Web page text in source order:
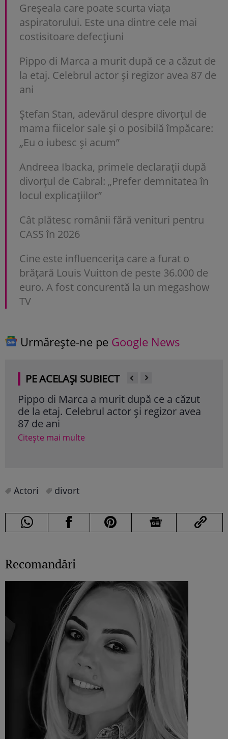
Greșeala care poate scurta viața
aspiratorului. Este una dintre cele mai
costisitoare defecțiuni
Pippo di Marca a murit după ce a căzut de
la etaj. Celebrul actor și regizor avea 87 de
ani
Ștefan Stan, adevărul despre divorțul de
mama fiicelor sale și o posibilă împăcare:
„Eu o iubesc și acum”
Andreea Ibacka, primele declarații după
divorțul de Cabral: „Prefer demnitatea în
locul explicațiilor”
Cât plătesc românii fără venituri pentru
CASS în 2026
Cine este influencerița care a furat o
brățară Louis Vuitton de peste 36.000 de
euro. A fost concurentă la un megashow
TV
Urmărește-ne pe Google News
PE ACELAȘI SUBIECT
Pippo di Marca a murit după ce a căzut
de la etaj. Celebrul actor și regizor avea
87 de ani
Citește mai multe
Actori divort
Recomandări